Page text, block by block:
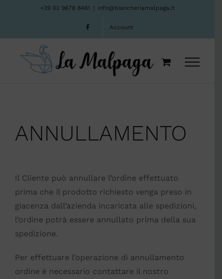
+39 02 9678 8461 info@biancheriamalpaga.it
Account
ANNULLAMENTO
Il Cliente può annullare l’ordine effettuato
prima che il prodotto richiesto venga preso in
giacenza dall’azienda incaricata alle spedizioni,
l’ordine potrà essere annullato prima della sua
spedizione.
Per effettuare l’operazione di annullamento
ordine è necessario contattare il nostro